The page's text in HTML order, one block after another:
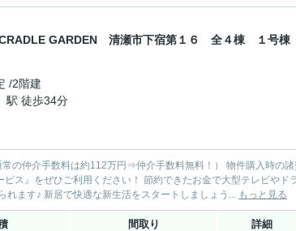
CRADLE GARDEN 清瀬市下宿第１６ 全４棟 １号棟
/2階建
」駅 徒歩34分
万円⇒仲介手数料無料！） 物件購入時の諸費用（初期費用）を
きたお金で大型テレビやドラム式洗濯機などの最
新家電や オシャレなテーブル、ソファーなど新品家具を揃えられます♪ 新居で快適な新生活をスタートしましょう... もっと見る
間取り 詳細